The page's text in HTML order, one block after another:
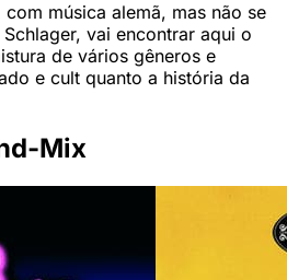
com música alemã, mas não se
vai encontrar aqui o
de vários gêneros e
e cult quanto a história da
Mix